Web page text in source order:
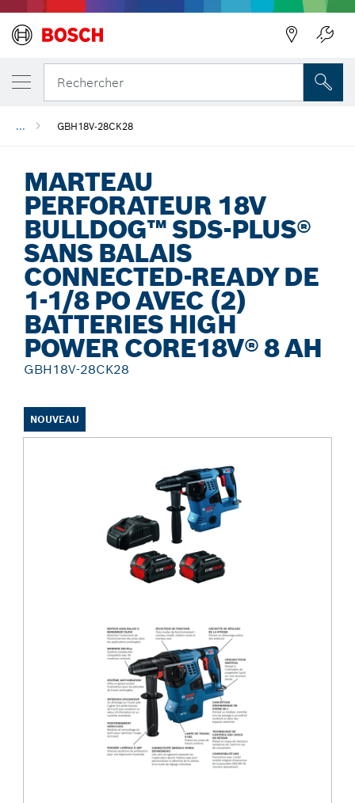
Rechercher
... GBH18V-28CK28
NOUVEAU
MARTEAU
PERFORATEUR 18V
BULLDOG™ SDS-PLUS®
SANS BALAIS
CONNECTED-READY DE
1-1/8 PO AVEC (2)
BATTERIES HIGH
POWER CORE18V® 8 AH
GBH18V-28CK28